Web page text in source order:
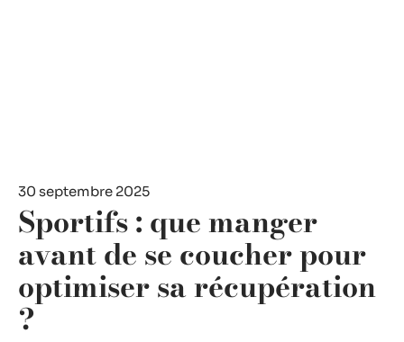
30 septembre 2025
Sportifs : que manger
avant de se coucher pour
optimiser sa récupération
?